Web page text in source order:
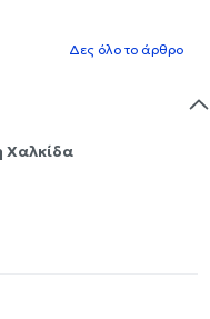
Δες όλο το άρθρο
Χαλκίδα